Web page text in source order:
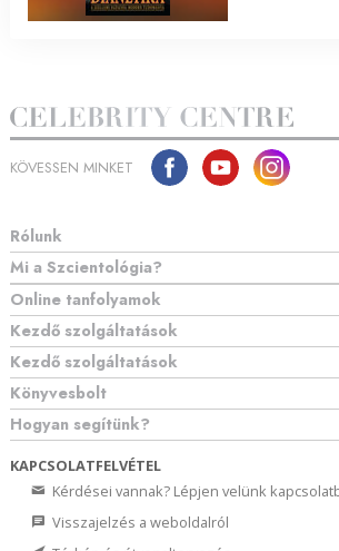
KÖVESSEN MINKET
Rólunk
Mi a Szcientológia?
Online tanfolyamok
Kezdő szolgáltatások
Kezdő szolgáltatások
Könyvesbolt
Hogyan segítünk?
KAPCSOLATFELVÉTEL
Kérdései vannak? Lépjen velünk
Visszajelzés a weboldalról